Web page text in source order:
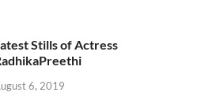
Stills of Actress
6, 2019